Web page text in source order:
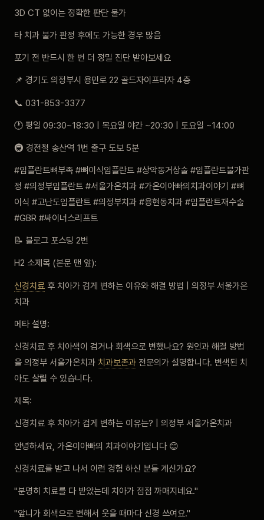
3D CT 없이는 정확한 판단 불가
타 치과 불가 판정 후에도 가능한 경우 많음
포기 전 반드시 한 번 더 정밀 진단 받아보세요
📌 경기도 의정부시 용민로 22 골드자이프라자 4층
📞 031-853-3377
🕐 평일 09:30~18:30 | 목요일 야간 ~20:30 | 토요일 ~14:00
🚇 경전철 송산역 1번 출구 도보 5분
#임플란트뼈부족 #뼈이식임플란트 #상악동거상술 #임플란트불가판
정 #의정부임플란트 #서울가온치과 #가온이아빠의치과이야기 #뼈
이식 #고난도임플란트 #의정부치과 #용현동치과 #임플란트재수술
#GBR #싸이너스리프트
📝 블로그 포스팅 2번
H2 소제목 (본문 맨 앞):
신경치료 후 치아가 검게 변하는 이유와 해결 방법 | 의정부 서울가온
치과
메타 설명:
신경치료 후 치아색이 검거나 회색으로 변했나요? 원인과 해결 방법
을 의정부 서울가온치과 치과보존과 전문의가 설명합니다. 변색된 치
아도 살릴 수 있습니다.
제목:
신경치료 후 치아가 검게 변하는 이유는? | 의정부 서울가온치과
안녕하세요, 가온이아빠의 치과이야기입니다 😊
신경치료를 받고 나서 이런 경험 하신 분들 계신가요?
"분명히 치료를 다 받았는데 치아가 점점 까매지네요."
"앞니가 회색으로 변해서 웃을 때마다 신경 쓰여요."